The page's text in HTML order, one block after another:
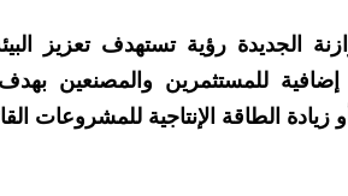
الجديدة رؤية تستهدف تعزيز البيئة
إضافية للمستثمرين والمصنعين
الطاقة الإنتاجية للمشروعات